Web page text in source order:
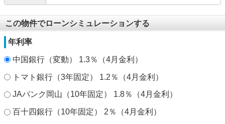
この物件でローンシミュレーションする
年利率
中国銀行（変動） 1.3％（4月金利）
トマト銀行（3年固定） 1.2％（4月金利）
JAバンク岡山（10年固定） 1.8％（4月金利）
百十四銀行（10年固定） 2％（4月金利）